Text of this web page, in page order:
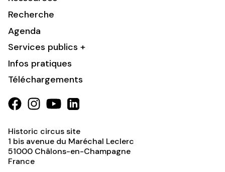
Recherche
Agenda
Services publics +
Infos pratiques
Téléchargements
Historic circus site
1 bis avenue du Maréchal Leclerc
51000 Châlons-en-Champagne
France